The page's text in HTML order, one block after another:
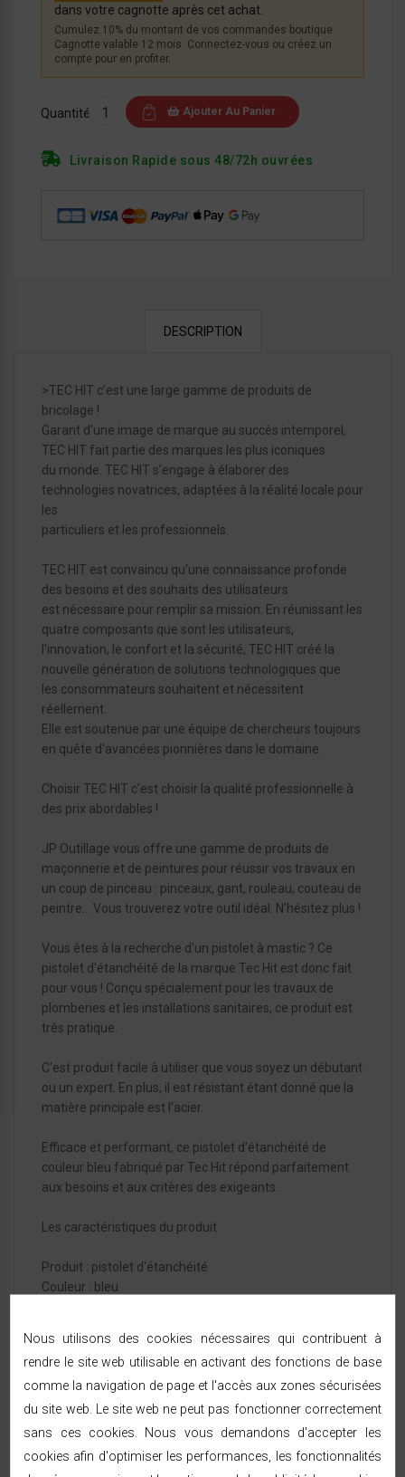
dans votre cagnotte après cet achat.
Cumulez 10% du montant de vos commandes boutique.
Cagnotte valable 12 mois. Connectez-vous ou créez un
compte pour en profiter.
Quantité Ajouter Au Panier
Livraison Rapide sous 48/72h ouvrées
DESCRIPTION
>TEC HIT c’est une large gamme de produits de
bricolage !
Garant d’une image de marque au succès intemporel,
TEC HIT fait partie des marques les plus iconiques
du monde. TEC HIT s’engage à élaborer des
technologies novatrices, adaptées à la réalité locale pour
les
particuliers et les professionnels.
TEC HIT est convaincu qu'une connaissance profonde
des besoins et des souhaits des utilisateurs
est nécessaire pour remplir sa mission. En réunissant les
quatre composants que sont les utilisateurs,
l'innovation, le confort et la sécurité, TEC HIT créé la
nouvelle génération de solutions technologiques que
les consommateurs souhaitent et nécessitent
réellement.
Elle est soutenue par une équipe de chercheurs toujours
en quête d'avancées pionnières dans le domaine.
Choisir TEC HIT c’est choisir la qualité professionnelle à
des prix abordables !
JP Outillage vous offre une gamme de produits de
maçonnerie et de peintures pour réussir vos travaux en
un coup de pinceau : pinceaux, gant, rouleau, couteau de
peintre… Vous trouverez votre outil idéal. N’hésitez plus !
Vous êtes à la recherche d'un pistolet à mastic ? Ce
pistolet d'étanchéité de la marque Tec Hit est donc fait
pour vous ! Conçu spécialement pour les travaux de
plomberies et les installations sanitaires, ce produit est
très pratique.
C'est produit facile à utiliser que vous soyez un débutant
ou un expert. En plus, il est résistant étant donné que la
matière principale est l'acier.
Efficace et performant, ce pistolet d'étanchéité de
couleur bleu fabriqué par Tec Hit répond parfaitement
aux besoins et aux critères des exigeants.
Les caractéristiques du produit
Produit : pistolet d'étanchéité
Couleur : bleu
FICHE TECHNIQUE
Référence:997104
Nous utilisons des cookies nécessaires qui contribuent à
rendre le site web utilisable en activant des fonctions de base
comme la navigation de page et l'accès aux zones sécurisées
du site web. Le site web ne peut pas fonctionner correctement
sans ces cookies. Nous vous demandons d'accepter les
cookies afin d'optimiser les performances, les fonctionnalités